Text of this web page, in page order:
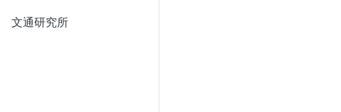
文通研究所